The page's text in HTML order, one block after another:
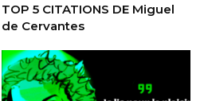
TOP 5 CITATIONS DE Miguel
de Cervantes